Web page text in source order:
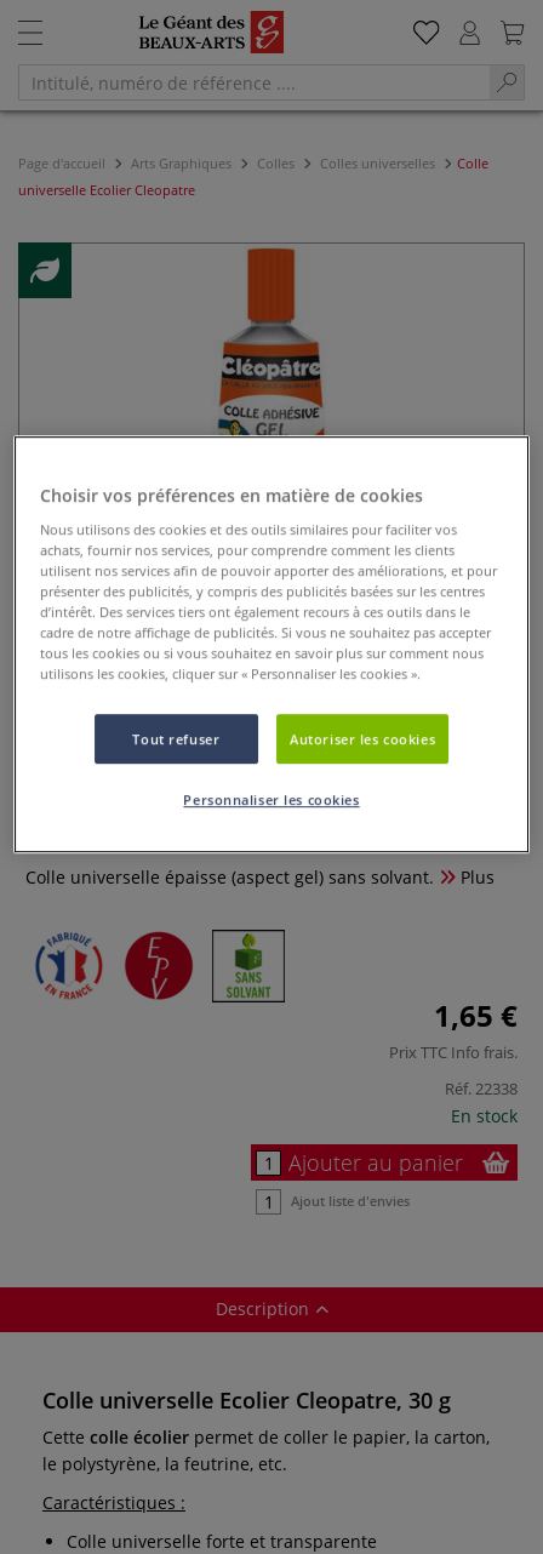
Page d'accueil Arts Graphiques Colles Colles universelles
Colle
universelle Ecolier Cleopatre
Colle universelle épaisse (aspect gel) sans solvant.
Plus
1,65 €
Prix TTC Info frais.
Réf.22338
En stock
Ajouter au panier
Ajout liste d'envies
Description
Colle universelle Ecolier Cleopatre, 30 g
Cette colle écolier permet de coller le papier, la carton,
le polystyrène, la feutrine, etc.
Caractéristiques :
Colle universelle forte et transparente
Choisir vos préférences en matière de cookies
Nous utilisons des cookies et des outils similaires pour faciliter vos
achats, fournir nos services, pour comprendre comment les clients
utilisent nos services afin de pouvoir apporter des améliorations, et pour
présenter des publicités, y compris des publicités basées sur les centres
d’intérêt. Des services tiers ont également recours à ces outils dans le
cadre de notre affichage de publicités. Si vous ne souhaitez pas accepter
tous les cookies ou si vous souhaitez en savoir plus sur comment nous
utilisons les cookies, cliquer sur « Personnaliser les cookies ».
Tout refuser Autoriser les cookies
Personnaliser les cookies